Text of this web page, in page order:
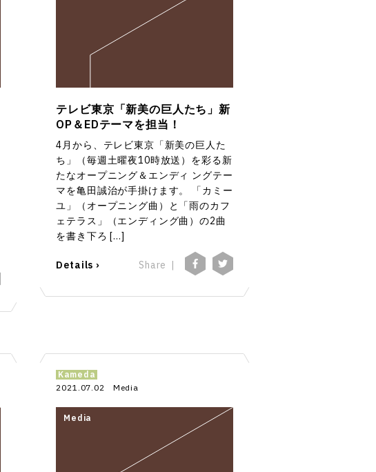
テレビ東京「新美の巨人たち」新
OP＆EDテーマを担当！
4月から、テレビ東京「新美の巨人た
ち」（毎週土曜夜10時放送）を彩る新
たなオープニング＆エンディ ングテー
マを亀田誠治が手掛けます。 「カミー
ユ」（オープニング曲）と「雨のカフ
ェテラス」（エンディング曲）の2曲
を書き下ろ […]
Details › Share
Kameda
2021.07.02
Media